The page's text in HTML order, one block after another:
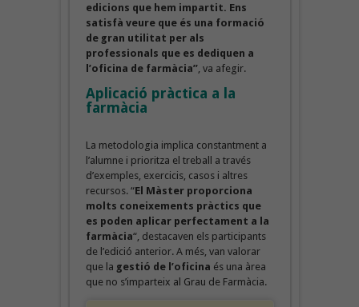
edicions que hem impartit. Ens
satisfà veure que és una formació
de gran utilitat per als
professionals que es dediquen a
l’oficina de farmàcia”, va afegir.
Aplicació pràctica a la
farmàcia
La metodologia implica constantment a
l’alumne i prioritza el treball a través
d’exemples, exercicis, casos i altres
recursos. “El Màster proporciona
molts coneixements pràctics que
es poden aplicar perfectament a la
farmàcia“, destacaven els participants
de l’edició anterior. A més, van valorar
que la gestió de l’oficina és una àrea
que no s’imparteix al Grau de Farmàcia.